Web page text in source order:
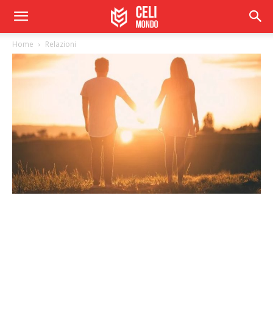
Home Relazioni